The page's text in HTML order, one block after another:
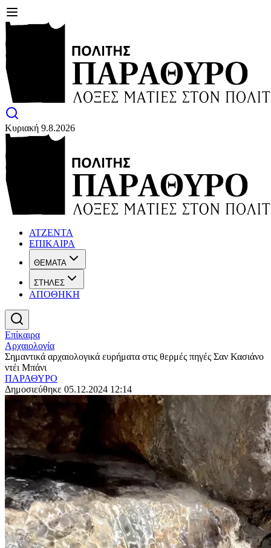
Κυριακή 9.8.2026
ΑΤΖΕΝΤΑ
ΕΠΙΚΑΙΡΑ
ΘΕΜΑΤΑ
ΣΤΗΛΕΣ
ΑΠΟΘΗΚΗ
Επίκαιρα
Αρχαιολογία
Σημαντικά αρχαιολογικά ευρήματα στις θερμές πηγές Σαν Κασιάνο
ντέι Μπάνι
ΠΑΡΑΘΥΡΟ
Δημοσιεύθηκε 05.12.2024 12:14